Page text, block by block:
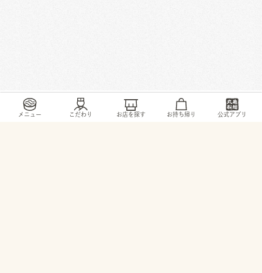
メニュー こだわり お店を探す お持ち帰り 公式アプリ
トップ / お店・ サービス / 鶴ヶ島市 富士見1-2-1